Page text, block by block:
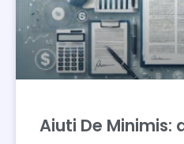
Aiuti De Minimis: